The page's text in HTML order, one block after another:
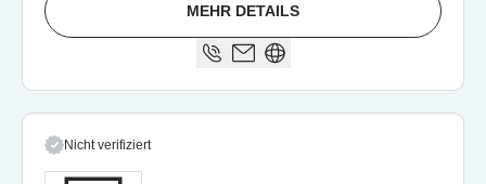
MEHR DETAILS
Nicht verifiziert